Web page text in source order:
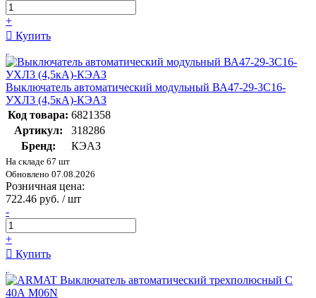
+
Купить
Выключатель автоматический модульный ВА47-29-3C16-
УХЛ3 (4,5кА)-КЭАЗ
Код товара: 6821358
Артикул:
318286
Бренд:
КЭАЗ
На складе 67 шт
Обновлено 07.08.2026
Розничная цена:
722.46 руб. / шт
-
+
Купить